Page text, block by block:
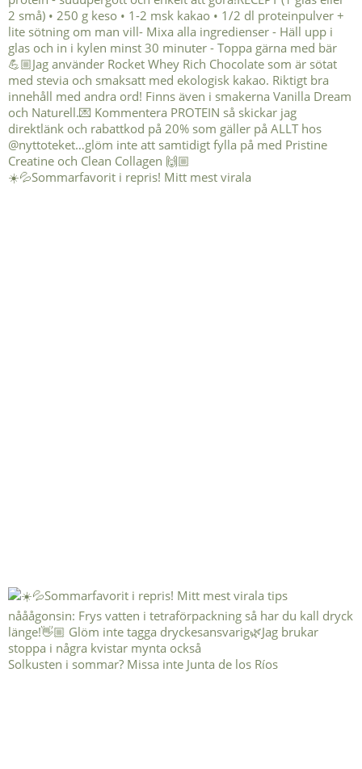
☀️💦Sommarfavorit i repris! Mitt mest virala
Solkusten i sommar? Missa inte Junta de los Ríos